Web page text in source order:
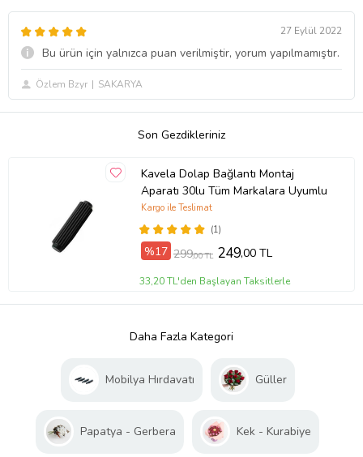
27 Eylül 2022
Bu ürün için yalnızca puan verilmiştir, yorum yapılmamıştır.
Özlem Bzyr SAKARYA
Son Gezdikleriniz
Kavela Dolap Bağlantı Montaj
Aparatı 30lu Tüm Markalara Uyumlu
(1)
Kargo ile Teslimat
%17 299,00 TL 249,00 TL
33,20 TL'den Başlayan Taksitlerle
Daha Fazla Kategori
Mobilya Hırdavatı Güller
Papatya - Gerbera Kek - Kurabiye